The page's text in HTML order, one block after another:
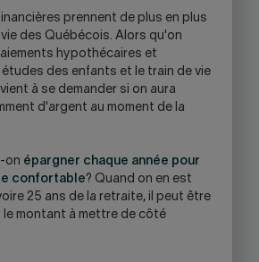
YOUR
SKYPE
APPLICATION.
prennent de plus en plus
des Québécois. Alors qu'on
hypothécaires et
des enfants et le train de vie
à se demander si on aura
d'argent au moment de la
on épargner chaque année pour
confortable? Quand on en est
25 ans de la retraite, il peut être
le montant à mettre de côté